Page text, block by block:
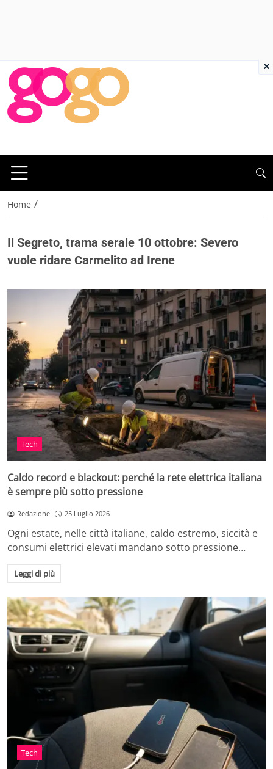
Home /
Il Segreto, trama serale 10 ottobre: Severo
vuole ridare Carmelito ad Irene
Tech
Caldo record e blackout: perché la rete elettrica italiana
è sempre più sotto pressione
Redazione 25 Luglio 2026
Ogni estate, nelle città italiane, caldo estremo, siccità e
consumi elettrici elevati mandano sotto pressione…
Leggi di più
Tech
×